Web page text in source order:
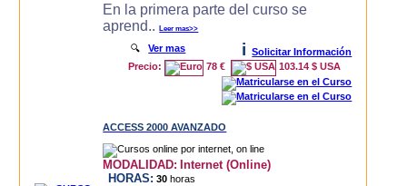
En la primera parte del curso se
aprend..Leer mas>>
🔍Ver mas i
Solicitar Información
Precio:
78 € 103.14 $ USA
ACCESS 2000 AVANZADO
MODALIDAD: Internet (Online)
HORAS: 30 horas